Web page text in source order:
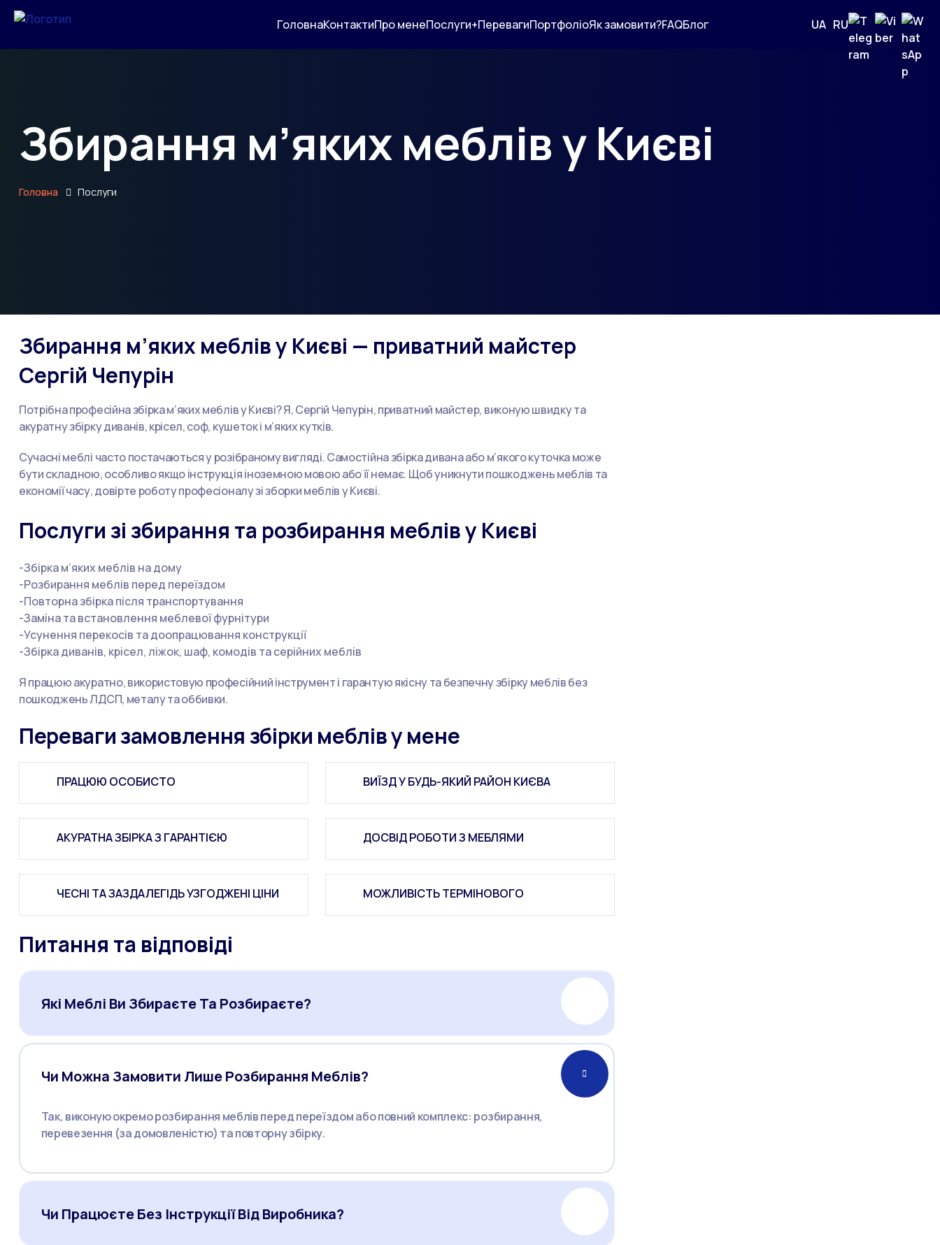
ГоловнаКонтактиПро менеПослуги+ПеревагиПортфоліоЯк замовити?FAQБлог UA RU
Збирання м’яких меблів у Києві
Головна Послуги
Збирання м’яких меблів у Києві — приватний майстер
Сергій Чепурін
Потрібна професійна збірка м’яких меблів у Києві? Я, Сергій Чепурін, приватний майстер, виконую швидку та
акуратну збірку диванів, крісел, соф, кушеток і м’яких кутків.
Сучасні меблі часто постачаються у розібраному вигляді. Самостійна збірка дивана або м’якого куточка може
бути складною, особливо якщо інструкція іноземною мовою або її немає. Щоб уникнути пошкоджень меблів та
економії часу, довірте роботу професіоналу зі зборки меблів у Києві.
Послуги зі збирання та розбирання меблів у Києві
-Збірка м’яких меблів на дому
-Розбирання меблів перед переїздом
-Повторна збірка після транспортування
-Заміна та встановлення меблевої фурнітури
-Усунення перекосів та доопрацювання конструкції
-Збірка диванів, крісел, ліжок, шаф, комодів та серійних меблів
Я працюю акуратно, використовую професійний інструмент і гарантую якісну та безпечну збірку меблів без
пошкоджень ЛДСП, металу та оббивки.
Переваги замовлення збірки меблів у мене
ПРАЦЮЮ ОСОБИСТО ВИЇЗД У БУДЬ-ЯКИЙ РАЙОН КИЄВА
АКУРАТНА ЗБІРКА З ГАРАНТІЄЮ ДОСВІД РОБОТИ З МЕБЛЯМИ
ЧЕСНІ ТА ЗАЗДАЛЕГІДЬ УЗГОДЖЕНІ ЦІНИ МОЖЛИВІСТЬ ТЕРМІНОВОГО
Питання та відповіді
Які Меблі Ви Збираєте Та Розбираєте?
Чи Можна Замовити Лише Розбирання Меблів?
Так, виконую окремо розбирання меблів перед переїздом або повний комплекс: розбирання,
перевезення (за домовленістю) та повторну збірку.
Чи Працюєте Без Інструкції Від Виробника?